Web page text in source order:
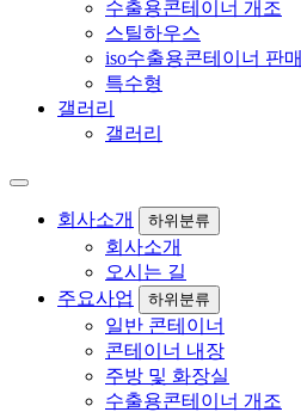
수출용콘테이너 개조
스틸하우스
iso수출용콘테이너 판매
특수형
갤러리
갤러리
회사소개 하위분류
회사소개
오시는 길
주요사업
하위분류
일반 콘테이너
콘테이너 내장
주방 및 화장실
수출용콘테이너 개조